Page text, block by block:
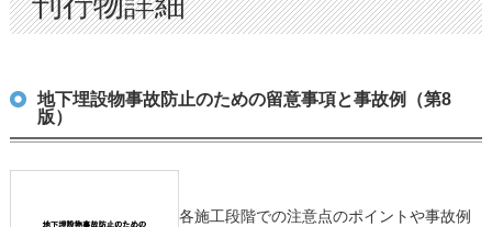
地下埋設物事故防止のための留意事項と事故例（第8
版）
各施工段階での注意点のポイントや事故例